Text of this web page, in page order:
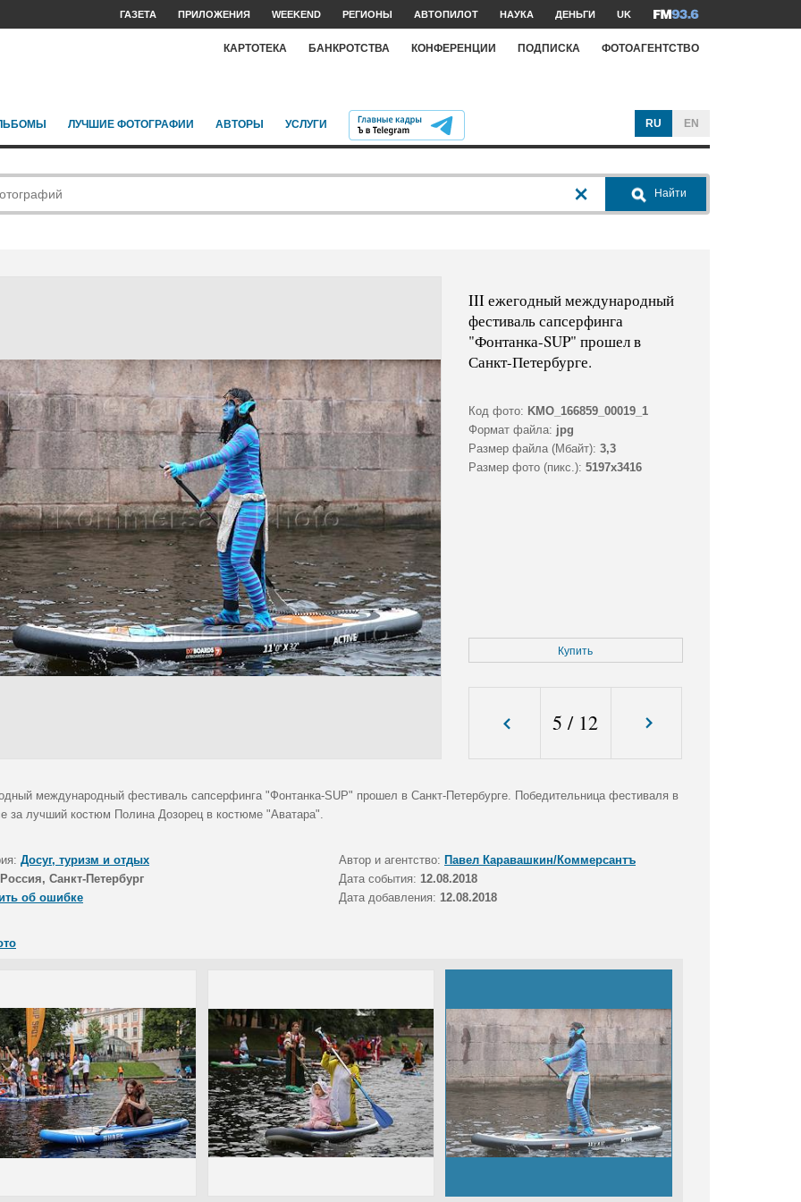
ГАЗЕТА ПРИЛОЖЕНИЯ WEEKEND РЕГИОНЫ АВТОПИЛОТ НАУКА ДЕНЬГИ UK
КАРТОТЕКА БАНКРОТСТВА КОНФЕРЕНЦИИ ПОДПИСКА ФОТОАГЕНТСТВО
ЛУЧШИЕ ФОТОГРАФИИ АВТОРЫ УСЛУГИ RU EN
Найти
III ежегодный международный
фестиваль сапсерфинга
"Фонтанка-SUP" прошел в
Санкт-Петербурге.
Код фото: KMO_166859_00019_1
Формат файла: jpg
Размер файла (Мбайт): 3,3
Размер фото (пикс.): 5197x3416
Купить
5 / 12
международный фестиваль сапсерфинга "Фонтанка-SUP" прошел в Санкт-Петербурге. Победительница фестиваля в
за лучший костюм Полина Дозорец в костюме "Аватара".
Досуг, туризм и отдых Автор и агентство: Павел Каравашкин/Коммерсантъ
Россия, Санкт-Петербург Дата события: 12.08.2018
об ошибке
Дата добавления: 12.08.2018